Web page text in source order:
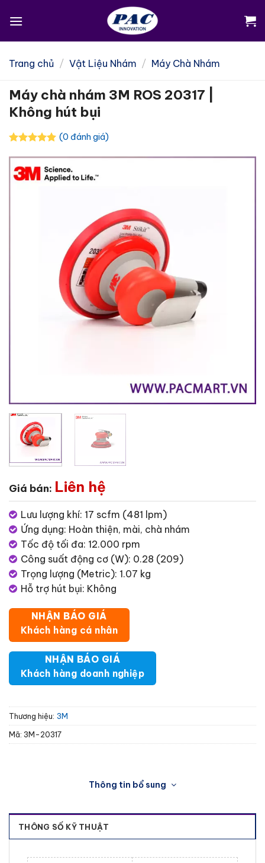
Trang chủ / Vật Liệu Nhám / Máy Chà Nhám
Máy chà nhám 3M ROS 20317 |
Không hút bụi
(0 đánh giá)
Giá bán: Liên hệ
Lưu lượng khí: 17 scfm (481 lpm)
Ứng dụng: Hoàn thiện, mài, chà nhám
Tốc độ tối đa: 12.000 rpm
Công suất động cơ (W): 0.28 (209)
Trọng lượng (Metric): 1.07 kg
Hỗ trợ hút bụi: Không
NHẬN BÁO GIÁ
Khách hàng cá nhân
NHẬN BÁO GIÁ
Khách hàng doanh nghiệp
Thương hiệu: 3M
Mã: 3M-20317
Thông tin bổ sung
THÔNG SỐ KỸ THUẬT